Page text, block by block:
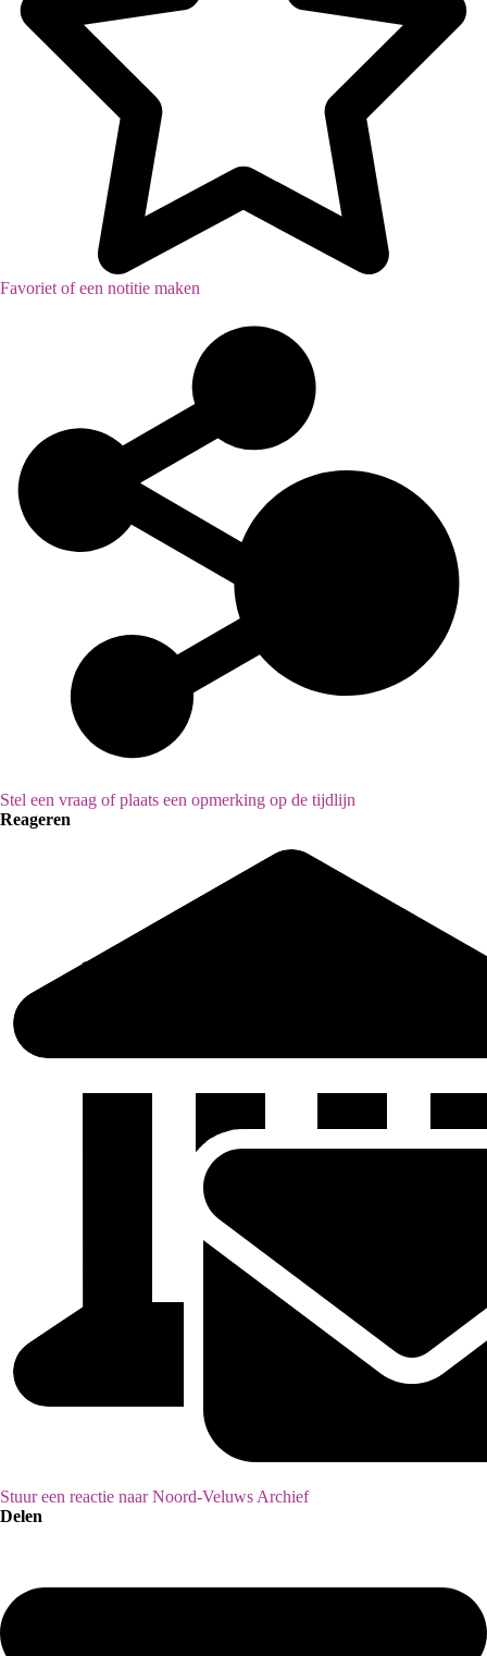
Favoriet of een notitie maken
Stel een vraag of plaats een opmerking op de tijdlijn
Reageren
Stuur een reactie naar Noord-Veluws Archief
Delen